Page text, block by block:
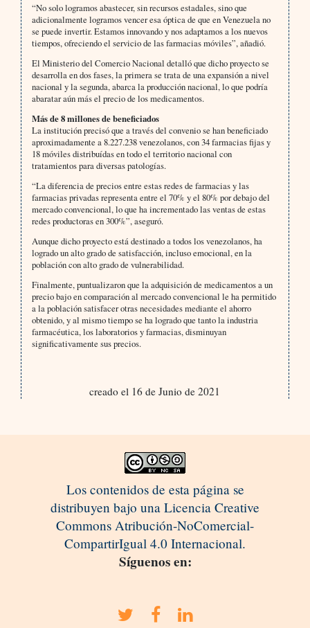
“No solo logramos abastecer, sin recursos estadales, sino que
adicionalmente logramos vencer esa óptica de que en Venezuela no
se puede invertir. Estamos innovando y nos adaptamos a los nuevos
tiempos, ofreciendo el servicio de las farmacias móviles”, añadió.
El Ministerio del Comercio Nacional detalló que dicho proyecto se
desarrolla en dos fases, la primera se trata de una expansión a nivel
nacional y la segunda, abarca la producción nacional, lo que podría
abaratar aún más el precio de los medicamentos.
Más de 8 millones de beneficiados
La institución precisó que a través del convenio se han beneficiado
aproximadamente a 8.227.238 venezolanos, con 34 farmacias fijas y
18 móviles distribuídas en todo el territorio nacional con
tratamientos para diversas patologías.
“La diferencia de precios entre estas redes de farmacias y las
farmacias privadas representa entre el 70% y el 80% por debajo del
mercado convencional, lo que ha incrementado las ventas de estas
redes productoras en 300%”, aseguró.
Aunque dicho proyecto está destinado a todos los venezolanos, ha
logrado un alto grado de satisfacción, incluso emocional, en la
población con alto grado de vulnerabilidad.
Finalmente, puntualizaron que la adquisición de medicamentos a un
precio bajo en comparación al mercado convencional le ha permitido
a la población satisfacer otras necesidades mediante el ahorro
obtenido, y al mismo tiempo se ha logrado que tanto la industria
farmacéutica, los laboratorios y farmacias, disminuyan
significativamente sus precios.
creado el 16 de Junio de 2021
Los contenidos de esta página se
distribuyen bajo una Licencia Creative
Commons Atribución-NoComercial-
CompartirIgual 4.0 Internacional.
Síguenos en: